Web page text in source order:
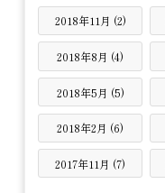
2018年11月 (2)
2018年8月 (4)
2018年5月 (5)
2018年2月 (6)
2017年11月 (7)